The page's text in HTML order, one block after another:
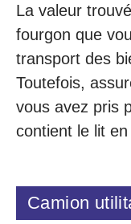
La valeur
fourgon que
transport des
Toutefois,
vous avez pris
contient le lit
Camion